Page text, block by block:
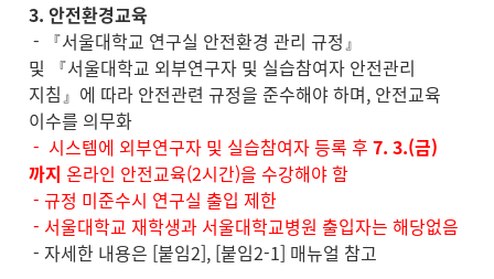
3. 안전환경교육
- 『서울대학교 연구실 안전환경 관리 규정』
및 『서울대학교 외부연구자 및 실습참여자 안전관리
지침』에 따라 안전관련 규정을 준수해야 하며, 안전교육
이수를 의무화
- 시스템에 외부연구자 및 실습참여자 등록 후 7. 3.(금)
까지 온라인 안전교육(2시간)을 수강해야 함
- 규정 미준수시 연구실 출입 제한
- 서울대학교 재학생과 서울대학교병원 출입자는 해당없음
- 자세한 내용은 [붙임2], [붙임2-1] 매뉴얼 참고